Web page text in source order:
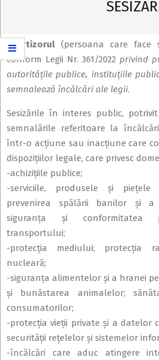
Avertizorul (persoana care face
conform Legii Nr. 361/2022 privind
autoritățile publice, instituțiile
semnalează încălcări ale legii.
Sesizările în interes public,
semnalările referitoare la
într-o acţiune sau inacţiune care
dispoziţiilor legale, care privesc
-achiziţiile publice;
-serviciile, produsele şi
prevenirea spălării banilor şi a
siguranţa şi conformitatea
transportului;
-protecţia mediului; protecţia
nucleară;
-siguranţa alimentelor şi a hranei
şi bunăstarea animalelor;
consumatorilor;
-protecţia vieţii private şi a datelor
securităţii reţelelor şi sistemelor
-încălcări care aduc atingere